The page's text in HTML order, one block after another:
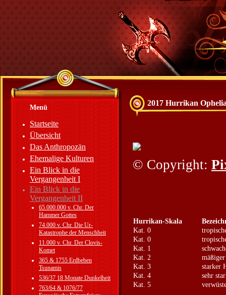
Menü
Startseite
Übersicht
Das Anthropozän
Ehemalige Kulturen
Ein Blick in die
Vergangenheit I
Ein Blick in die
Vergangenheit II
65.000.000 v. Chr. Der
Hammer Gottes
74.000 v. Chr. Die Ur-
Katastrophe der Menschheit
11.000 v. Chr. Der Clovis-
Komet
365 & 1755 Erdbeben
Tsunamis
536/37 18 Monate Dunkelheit
763/64 & 1076/77
2017 Hurrikan
© Copyright:
Hurrikan-Skala
Kat. 0
Kat. 0
Kat. 1
Kat. 2
Kat. 3
starker
Kat. 4
sehr
Kat. 5